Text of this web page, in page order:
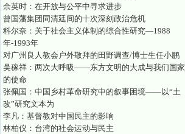
余英时：在开放与公平中寻求进步
曾国藩集团同清廷间的十次深刻政治危机
科尔奈：关于社会主义体制的综合性研究—1988
年-1993年
对广州良人教会户外敬拜的田野调查/博士生任小鹏
吴稼祥：两次大呼吸——东方文明的大成与我们国家
的使命
张佩国：中国乡村革命研究中的叙事困境——以“土
改”研究文本为
李凡：基督教对中国民主的影响
林柏仪：台湾的社会运动与民主